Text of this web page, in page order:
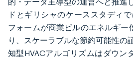
ドとギリシャのケーススタディ
フォームが商業ビルのエネルギー
り、スケーラブルな節約可能性の
知型HVACアルゴリズムはダウン